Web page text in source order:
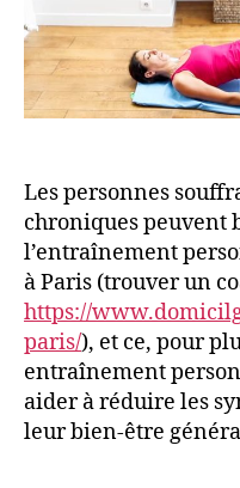
Les personnes
chroniques peuvent
l’entraînement
à Paris (trouver un
https://
paris/), et ce, pour
entraînement
aider à réduire les
leur bien-être